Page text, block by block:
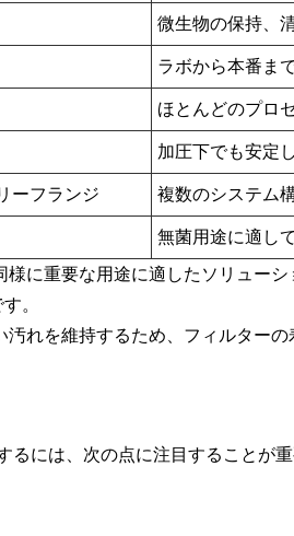
微生物の保持、
ラボから本番ま
ほとんどのプロ
加圧下でも安定
ーフランジ 複数のシステム
無菌用途に適し
に重要な用途に適したソリュー
。
れを維持するため、フィルター
るには、次の点に注目することが